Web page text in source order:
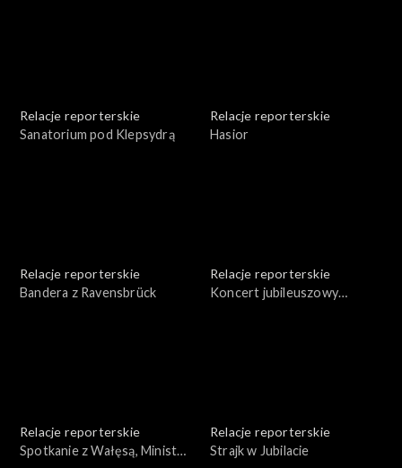
Relacje reporterskie
Sanatorium pod Klepsydrą
Relacje reporterskie
Hasior
Relacje reporterskie
Bandera z Ravensbrück
Relacje reporterskie
Koncert jubileuszowy
Relacje reporterskie
Spotkanie z Wałęsą, Minister
Relacje reporterskie
Strajk w Jubilacie